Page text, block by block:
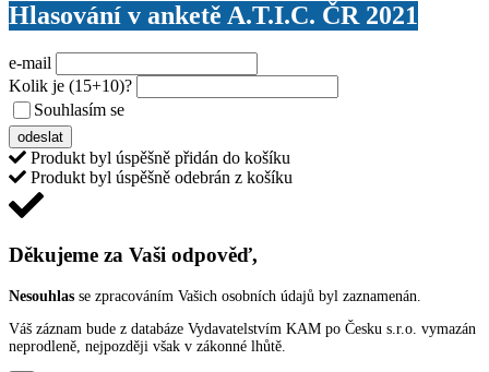
Hlasování v anketě A.T.I.C. ČR 2021
e-mail
Kolik je (15+10)?
Souhlasím se
odeslat
Produkt byl úspěšně přidán do košíku
Produkt byl úspěšně odebrán z košíku
Děkujeme za Vaši odpověď,
Nesouhlas se zpracováním Vašich osobních údajů byl zaznamenán.
Váš záznam bude z databáze Vydavatelstvím KAM po Česku s.r.o. vymazán
neprodleně, nejpozději však v zákonné lhůtě.